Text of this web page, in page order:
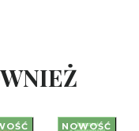
NOWOŚĆ